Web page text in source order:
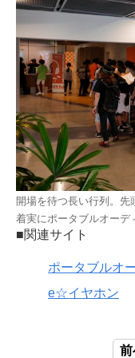
開場を待つ長い行列。先
着実にポータブルオーデ
■関連サイト
ポータブルオ
e☆イヤホン
前